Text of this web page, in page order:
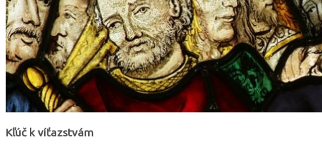
Kľúč k víťazstvám